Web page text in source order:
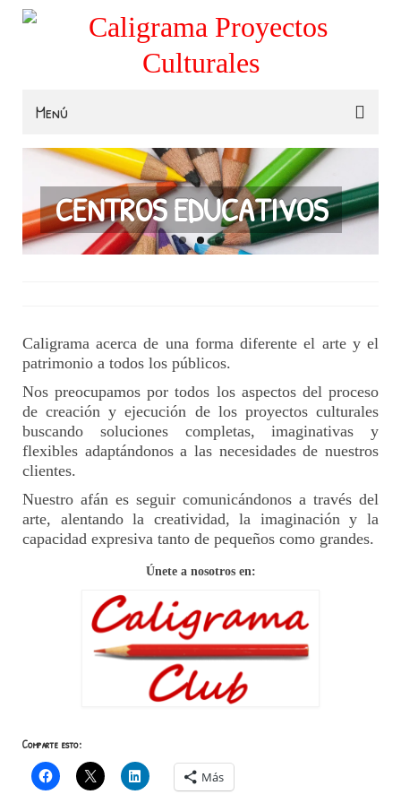
Menú
Familias
Colegios
Museos e Instituciones
CENTROS EDUCATIVOS
Caligrama acerca de una forma diferente el arte y el
patrimonio a todos los públicos.
Nos preocupamos por todos los aspectos del proceso
de creación y ejecución de los proyectos culturales
buscando soluciones completas, imaginativas y
flexibles adaptándonos a las necesidades de nuestros
clientes.
Nuestro afán es seguir comunicándonos a través del
arte, alentando la creatividad, la imaginación y la
capacidad expresiva tanto de pequeños como grandes.
Únete a nosotros en:
Comparte esto:
Más